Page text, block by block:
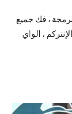
، فك جميع
، الواي